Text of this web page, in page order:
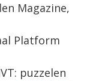
Magazine,
Platform
puzzelen